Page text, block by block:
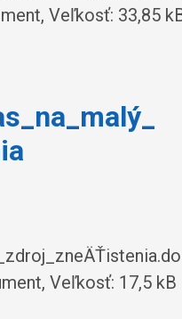
Veľkosť: 33,85
Veľkosť: 17,5 kB